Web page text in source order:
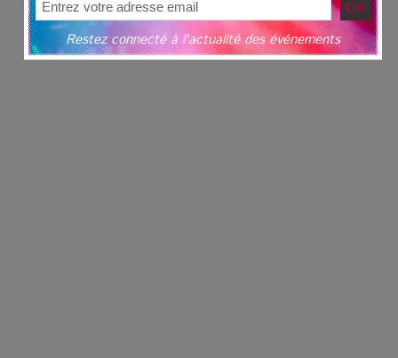
Restez connecté à l'actualité des événements